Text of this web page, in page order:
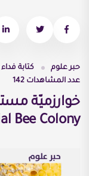
حبر علوم كتابة
عدد المشاهدات 142
خوارزميّة
Bee Colony